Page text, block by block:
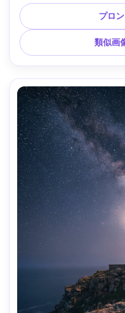
ジ、フォトリアルなディ
ー
プロ
類似画